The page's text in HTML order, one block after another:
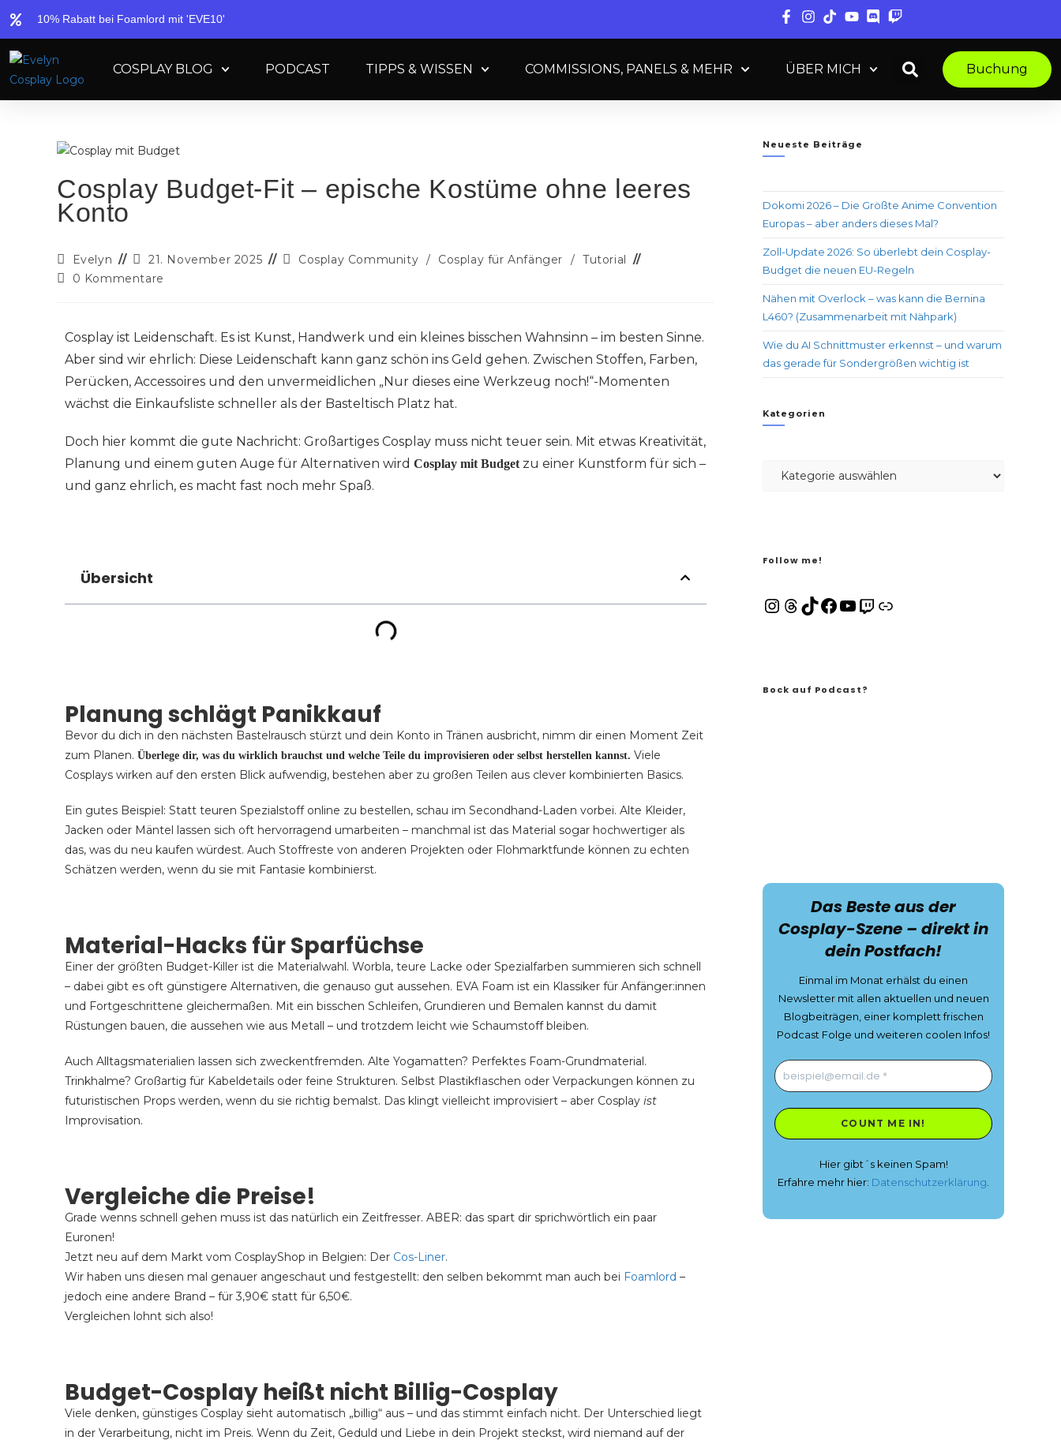
10% Rabatt bei Foamlord mit 'EVE10'
COSPLAY BLOG PODCAST TIPPS & WISSEN COMMISSIONS, PANELS & MEHR ÜBER MICH Buchung
Cosplay Budget-Fit – epische Kostüme ohne leeres
Konto
Evelyn 21. November 2025 Cosplay Community / Cosplay für Anfänger / Tutorial
0 Kommentare
Cosplay ist Leidenschaft. Es ist Kunst, Handwerk und ein kleines bisschen Wahnsinn – im besten Sinne.
Aber sind wir ehrlich: Diese Leidenschaft kann ganz schön ins Geld gehen. Zwischen Stoffen, Farben,
Perücken, Accessoires und den unvermeidlichen „Nur dieses eine Werkzeug noch!“-Momenten
wächst die Einkaufsliste schneller als der Basteltisch Platz hat.
Doch hier kommt die gute Nachricht: Großartiges Cosplay muss nicht teuer sein. Mit etwas Kreativität,
Planung und einem guten Auge für Alternativen wird Cosplay mit Budgetzu einer Kunstform für sich –
und ganz ehrlich, es macht fast noch mehr Spaß.
Übersicht
Planung schlägt Panikkauf
Bevor du dich in den nächsten Bastelrausch stürzt und dein Konto in Tränen ausbricht, nimm dir einen Moment Zeit
zum Planen. Überlege dir, was du wirklich brauchst und welche Teile du improvisieren oder selbst herstellen kannst. Viele
Cosplays wirken auf den ersten Blick aufwendig, bestehen aber zu großen Teilen aus clever kombinierten Basics.
Ein gutes Beispiel: Statt teuren Spezialstoff online zu bestellen, schau im Secondhand-Laden vorbei. Alte Kleider,
Jacken oder Mäntel lassen sich oft hervorragend umarbeiten – manchmal ist das Material sogar hochwertiger als
das, was du neu kaufen würdest. Auch Stoffreste von anderen Projekten oder Flohmarktfunde können zu echten
Schätzen werden, wenn du sie mit Fantasie kombinierst.
Material-Hacks für Sparfüchse
Einer der größten Budget-Killer ist die Materialwahl. Worbla, teure Lacke oder Spezialfarben summieren sich schnell
– dabei gibt es oft günstigere Alternativen, die genauso gut aussehen. EVA Foam ist ein Klassiker für Anfänger:innen
und Fortgeschrittene gleichermaßen. Mit ein bisschen Schleifen, Grundieren und Bemalen kannst du damit
Rüstungen bauen, die aussehen wie aus Metall – und trotzdem leicht wie Schaumstoff bleiben.
Auch Alltagsmaterialien lassen sich zweckentfremden. Alte Yogamatten? Perfektes Foam-Grundmaterial.
Trinkhalme? Großartig für Kabeldetails oder feine Strukturen. Selbst Plastikflaschen oder Verpackungen können zu
futuristischen Props werden, wenn du sie richtig bemalst. Das klingt vielleicht improvisiert – aber Cosplay ist
Improvisation.
Vergleiche die Preise!
Grade wenns schnell gehen muss ist das natürlich ein Zeitfresser. ABER: das spart dir sprichwörtlich ein paar
Euronen!
Jetzt neu auf dem Markt vom CosplayShop in Belgien: Der Cos-Liner.
Wir haben uns diesen mal genauer angeschaut und festgestellt: den selben bekommt man auch bei Foamlord –
jedoch eine andere Brand – für 3,90€ statt für 6,50€.
Vergleichen lohnt sich also!
Budget-Cosplay heißt nicht Billig-Cosplay
Viele denken, günstiges Cosplay sieht automatisch „billig“ aus – und das stimmt einfach nicht. Der Unterschied liegt
in der Verarbeitung, nicht im Preis. Wenn du Zeit, Geduld und Liebe in dein Projekt steckst, wird niemand auf der
Neueste Beiträge
Dokomi 2026 – Die Größte Anime Convention
Europas – aber anders dieses Mal?
Zoll-Update 2026: So überlebt dein Cosplay-
Budget die neuen EU-Regeln
Nähen mit Overlock – was kann die Bernina
L460? (Zusammenarbeit mit Nähpark)
Wie du AI Schnittmuster erkennst – und warum
das gerade für Sondergrößen wichtig ist
Kategorien
Follow me!
Bock auf Podcast?
Das Beste aus der
Cosplay-Szene – direkt in
dein Postfach!
Einmal im Monat erhälst du einen
Newsletter mit allen aktuellen und neuen
Blogbeiträgen, einer komplett frischen
Podcast Folge und weiteren coolen Infos!
Hier gibt´s keinen Spam!
Erfahre mehr hier: Datenschutzerklärung